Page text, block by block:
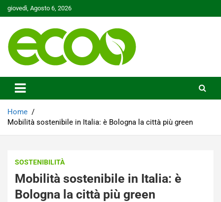
Skip
to
giovedì, Agosto 6, 2026
Ecoo.it
Home
Mobilità sostenibile in Italia: è Bologna la città più green
SOSTENIBILITÀ
Mobilità sostenibile in Italia: è
Bologna la città più green